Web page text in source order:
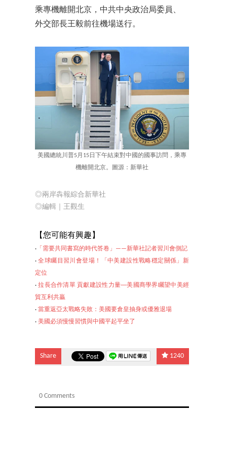
乘專機離開北京，中共中央政治局委員、
外交部長王毅前往機場送行。
美國總統川普5月15日下午結束對中國的國事訪問，乘專
機離開北京。圖源：新華社
◎兩岸犇報綜合新華社
◎編輯｜
王觀生
【您可能有興趣】
‧ 「需要共同書寫的時代答卷」——新華社記者習川會側記
‧全球矚目習川會登場！「中美建設性戰略穩定關係」新
定位
‧拉長合作清單 貢獻建設性力量──美國商學界矚望中美經
貿互利共贏
‧ 當重返亞太戰略失敗：美國要倉皇抽身或優雅退場
‧ 美國必須慢慢習慣與中 國平起平坐了
Share 1240
0 Comments